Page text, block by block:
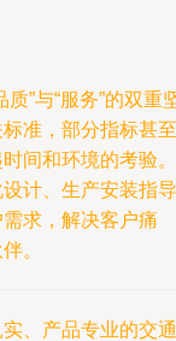
”与“服务”的双重
准，部分指标甚至
间和环境的考验。
计、生产安装指导
求，解决客户痛
。
、产品专业的交通